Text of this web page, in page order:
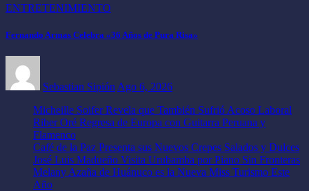
ENTRETENIMIENTO
Fernando Armas Celebra «36 Años de Pura Risa»
Sebastian Sipión Ago 6, 2026
Micheille Soifer Revela que También Sufrió Acoso Laboral
Riber Oré Regresa de Europa con Guitarra Peruana y
Flamenco
Café de la Paz Presenta sus Nuevos Crepes Salados y Dulces
José Luis Madueño Visita Urubamba por Piano Sin Fronteras
Melany Azaña de Huánuco es la Nueva Miss Turismo Este
Año